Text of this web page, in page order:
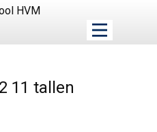
HVM
11 tallen